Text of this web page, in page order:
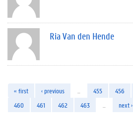
Ria Van den Hende
« first ‹ previous 455 456
460
461 462 463 next ›